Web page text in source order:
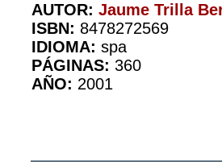
AUTOR: Jaume Trilla
ISBN: 8478272569
IDIOMA: spa
PÁGINAS: 360
AÑO: 2001